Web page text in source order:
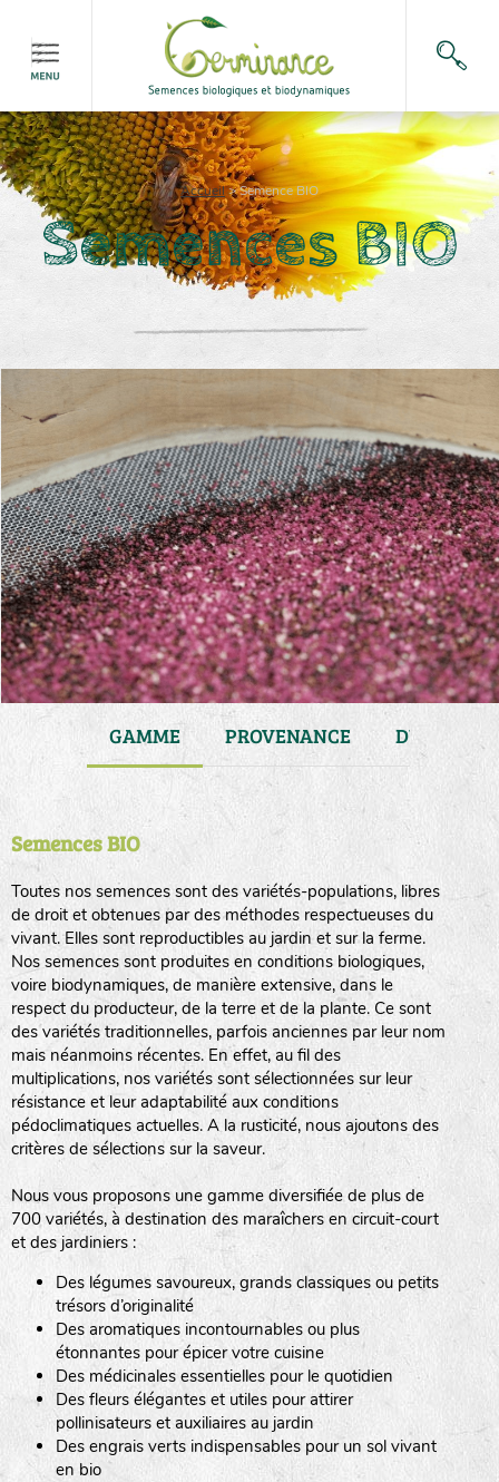
Accueil>Semence BIO
Semences BIO
GAMME PROVENANCE DURÉE DE
Semences BIO
Toutes nos semences sont des variétés-populations, libres
de droit et obtenues par des méthodes respectueuses du
vivant. Elles sont reproductibles au jardin et sur la ferme.
Nos semences sont produites en conditions biologiques,
voire biodynamiques, de manière extensive, dans le
respect du producteur, de la terre et de la plante. Ce sont
des variétés traditionnelles, parfois anciennes par leur nom
mais néanmoins récentes. En effet, au fil des
multiplications, nos variétés sont sélectionnées sur leur
résistance et leur adaptabilité aux conditions
pédoclimatiques actuelles. A la rusticité, nous ajoutons des
critères de sélections sur la saveur.
Nous vous proposons une gamme diversifiée de plus de
700 variétés, à destination des maraîchers en circuit-court
et des jardiniers :
Des légumes savoureux, grands classiques ou petits
trésors d’originalité
Des aromatiques incontournables ou plus
étonnantes pour épicer votre cuisine
Des médicinales essentielles pour le quotidien
Des fleurs élégantes et utiles pour attirer
pollinisateurs et auxiliaires au jardin
Des engrais verts indispensables pour un sol vivant
en bio
haies
zone sauvage
tas de compost
fleurs
animaux domestiques